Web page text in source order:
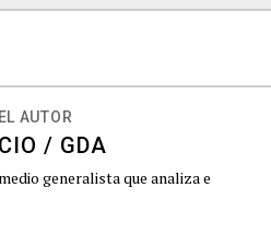
AUTOR
/ GDA
generalista que analiza e